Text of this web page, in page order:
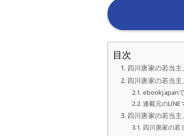
目次
四川唐家の若当
四川唐家の若当
ebookjapan
連載元のLINE
四川唐家の若当
四川唐家の若